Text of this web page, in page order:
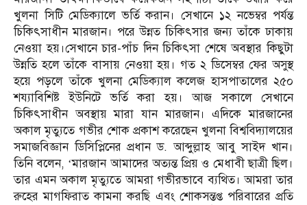
খুলনা সিটি মেডিক্যালে ভর্তি করান। সেখানে ১২ নভেম্বর পর্যন্ত
চিকিৎসাধীন মারজান। পরে উন্নত চিকিৎসার জন্য তাঁকে ঢাকায়
নেওয়া হয়।সেখানে চার-পাঁচ দিন চিকিৎসা শেষে অবস্থার কিছুটা
উন্নতি হলে তাঁকে বাসায় নেওয়া হয়। গত ২ ডিসেম্বর ফের অসুস্থ
হয়ে পড়লে তাঁকে খুলনা মেডিক্যাল কলেজ হাসপাতালের ২৫০
শয্যাবিশিষ্ট ইউনিটে ভর্তি করা হয়। আজ সকালে সেখানে
চিকিৎসাধীন অবস্থায় মারা যান মারজান। এদিকে মারজানের
অকাল মৃত্যুতে গভীর শোক প্রকাশ করেছেন খুলনা বিশ্ববিদ্যালয়ের
সমাজবিজ্ঞান ডিসিপ্লিনের প্রধান ড. আব্দুল্লাহ আবু সাইদ খান।
তিনি বলেন, ‘মারজান আমাদের অত্যন্ত প্রিয় ও মেধাবী ছাত্রী ছিল।
তার এমন অকাল মৃত্যুতে আমরা গভীরভাবে ব্যথিত। আমরা তার
রুহের মাগফিরাত কামনা করছি এবং শোকসন্তপ্ত পরিবারের প্রতি